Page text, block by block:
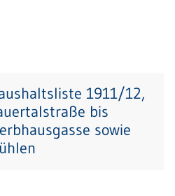
1911/12,
bis
sowie